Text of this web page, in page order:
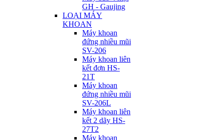
GH - Gaujing
LOẠI MÁY
KHOAN
Máy khoan
đứng nhiều mũi
SV-206
Máy khoan liên
kết đơn HS-
21T
Máy khoan
đứng nhiều mũi
SV-206L
Máy khoan liên
kết 2 dãy HS-
27T2
Máy khoan